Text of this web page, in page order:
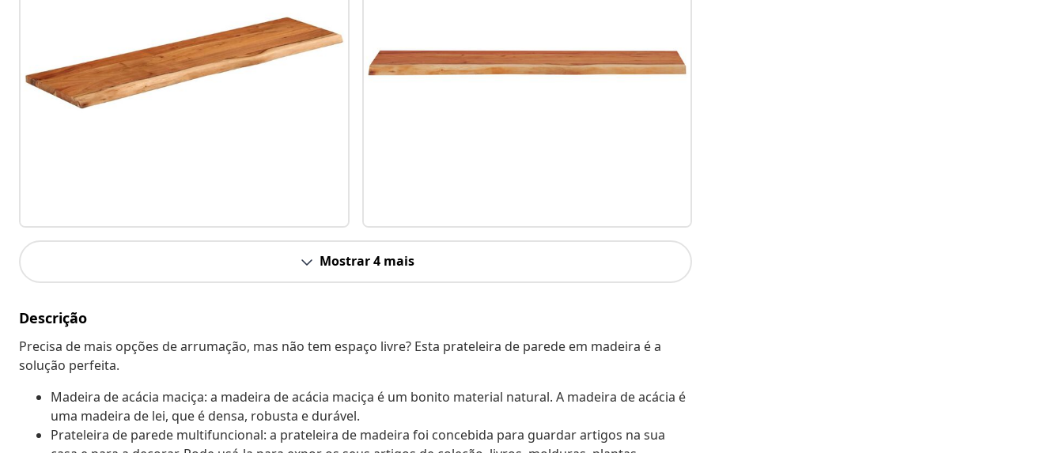
Mostrar 4 mais
Descrição
Precisa de mais opções de arrumação, mas não tem espaço livre? Esta prateleira de parede em madeira é a
solução perfeita.
Madeira de acácia maciça: a madeira de acácia maciça é um bonito material natural. A madeira de acácia é
uma madeira de lei, que é densa, robusta e durável.
Prateleira de parede multifuncional: a prateleira de madeira foi concebida para guardar artigos na sua